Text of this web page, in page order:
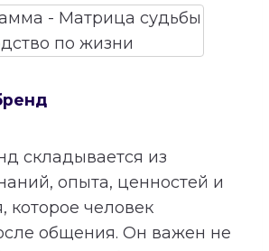
складывается из
опыта, ценностей и
которое человек
общения. Он важен не